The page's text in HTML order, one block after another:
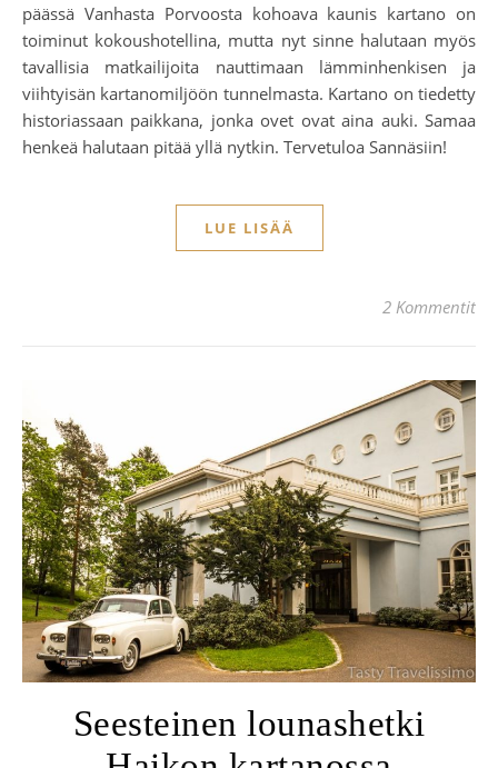
päässä Vanhasta Porvoosta kohoava kaunis kartano on
toiminut kokoushotellina, mutta nyt sinne halutaan myös
tavallisia matkailijoita nauttimaan lämminhenkisen ja
viihtyisän kartanomiljöön tunnelmasta. Kartano on tiedetty
historiassaan paikkana, jonka ovet ovat aina auki. Samaa
henkeä halutaan pitää yllä nytkin. Tervetuloa Sannäsiin!
LUE LISÄÄ
2 Kommentit
Seesteinen lounashetki